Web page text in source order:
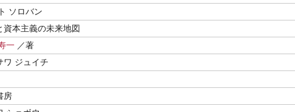
ソロバン
資本主義の未来地図
一 ／著
ワ ジュイチ
房